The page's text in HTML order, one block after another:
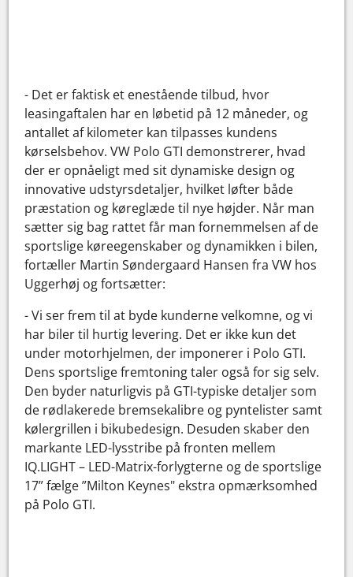
- Det er faktisk et enestående tilbud, hvor
leasingaftalen har en løbetid på 12 måneder, og
antallet af kilometer kan tilpasses kundens
kørselsbehov. VW Polo GTI demonstrerer, hvad
der er opnåeligt med sit dynamiske design og
innovative udstyrsdetaljer, hvilket løfter både
præstation og køreglæde til nye højder. Når man
sætter sig bag rattet får man fornemmelsen af de
sportslige køreegenskaber og dynamikken i bilen,
fortæller Martin Søndergaard Hansen fra VW hos
Uggerhøj og fortsætter:
- Vi ser frem til at byde kunderne velkomne, og vi
har biler til hurtig levering. Det er ikke kun det
under motorhjelmen, der imponerer i Polo GTI.
Dens sportslige fremtoning taler også for sig selv.
Den byder naturligvis på GTI-typiske detaljer som
de rødlakerede bremsekalibre og pyntelister samt
kølergrillen i bikubedesign. Desuden skaber den
markante LED-lysstribe på fronten mellem
IQ.LIGHT – LED-Matrix-forlygterne og de sportslige
17” fælge ”Milton Keynes" ekstra opmærksomhed
på Polo GTI.